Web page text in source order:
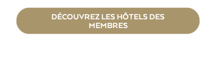
DÉCOUVREZ LES HÔTELS DES
MEMBRES